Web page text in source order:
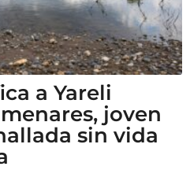
a Yareli
joven
sin vida